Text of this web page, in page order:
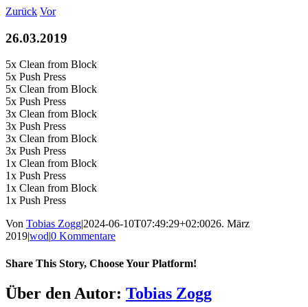
Zum
springen
Zurück Vor
26.03.2019
5x Clean from Block
5x Push Press
5x Clean from Block
5x Push Press
3x Clean from Block
3x Push Press
3x Clean from Block
3x Push Press
1x Clean from Block
1x Push Press
1x Clean from Block
1x Push Press
Von Tobias Zogg|2024-06-10T07:49:29+02:0026. März
2019|wod|0 Kommentare
Share This Story, Choose Your Platform!
Facebook
LinkedIn
WhatsApp
Telegram
Tumblr
Pinterest
Vk
Xing
E-
Mail
Über den Autor: Tobias Zogg